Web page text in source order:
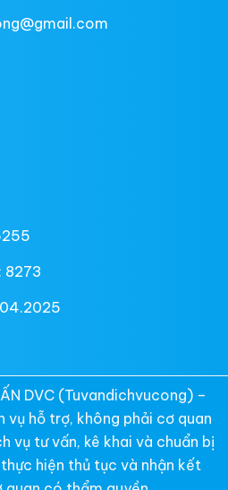
8273
DVC (Tuvandichvucong) –
vụ hỗ trợ, không phải cơ quan
vụ tư vấn, kê khai và chuẩn bị
hiện thủ tục và nhận kết